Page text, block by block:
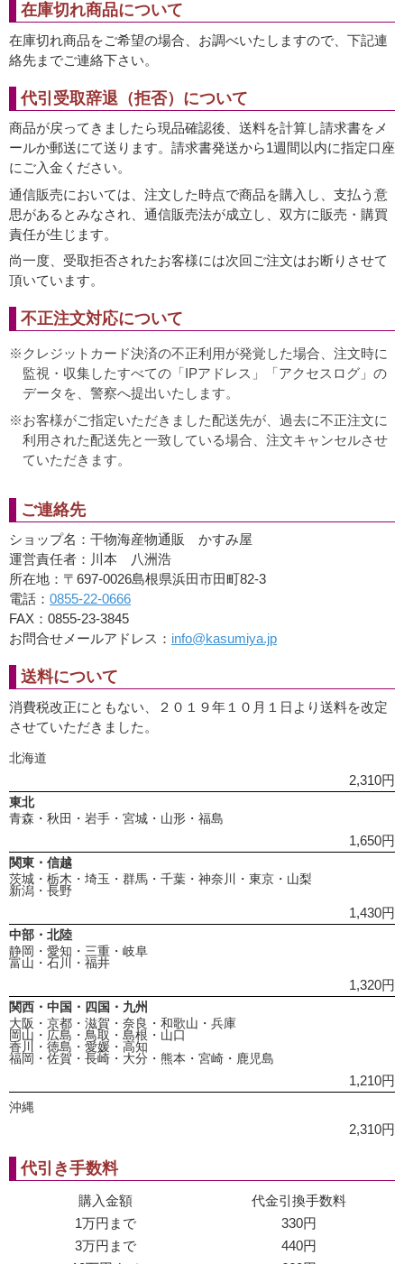
在庫切れ商品について
在庫切れ商品をご希望の場合、お調べいたしますので、下記連
絡先までご連絡下さい。
代引受取辞退（拒否）について
商品が戻ってきましたら現品確認後、送料を計算し請求書をメ
ールか郵送にて送ります。請求書発送から1週間以内に指定口座
にご入金ください。
通信販売においては、注文した時点で商品を購入し、支払う意
思があるとみなされ、通信販売法が成立し、双方に販売・購買
責任が生じます。
尚一度、受取拒否されたお客様には次回ご注文はお断りさせて
頂いています。
不正注文対応について
クレジットカード決済の不正利用が発覚した場合、注文時に
監視・収集したすべての「IPアドレス」「アクセスログ」の
データを、警察へ提出いたします。
お客様がご指定いただきました配送先が、過去に不正注文に
利用された配送先と一致している場合、注文キャンセルさせ
ていただきます。
ご連絡先
ショップ名：干物海産物通販 かすみ屋
運営責任者：川本 八洲浩
所在地：〒697-0026島根県浜田市田町82-3
電話： 0855-22-0666
FAX：0855-23-3845
お問合せメールアドレス： info@kasumiya.jp
送料について
消費税改正にともない、２０１９年１０月１日より送料を改定
させていただきました。
北海道
2,310円
東北
青森・秋田・岩手・宮城・山形・福島
1,650円
関東・信越
茨城・栃木・埼玉・群馬・千葉・神奈川・東京・山梨
新潟・長野
1,430円
中部・北陸
静岡・愛知・三重・岐阜
富山・石川・福井
1,320円
関西・中国・四国・九州
大阪・京都・滋賀・奈良・和歌山・兵庫
岡山・広島・鳥取・島根・山口
香川・徳島・愛媛・高知
福岡・佐賀・長崎・大分・熊本・宮崎・鹿児島
1,210円
沖縄
2,310円
代引き手数料
購入金額
代金引換手数料
1万円まで
330円
3万円まで
440円